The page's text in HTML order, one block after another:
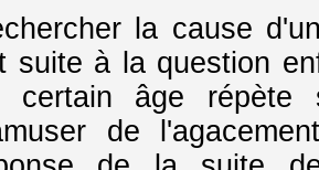
la cause
suite à la question
certain âge répète
de